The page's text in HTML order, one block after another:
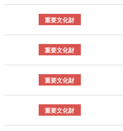
重要文化財
重要文化財
重要文化財
重要文化財